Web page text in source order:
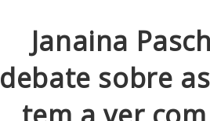
Janaina
debate sobre